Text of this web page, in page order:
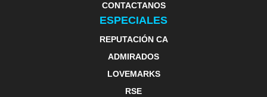
CONTACTANOS
ESPECIALES
REPUTACIÓN CA
ADMIRADOS
LOVEMARKS
RSE